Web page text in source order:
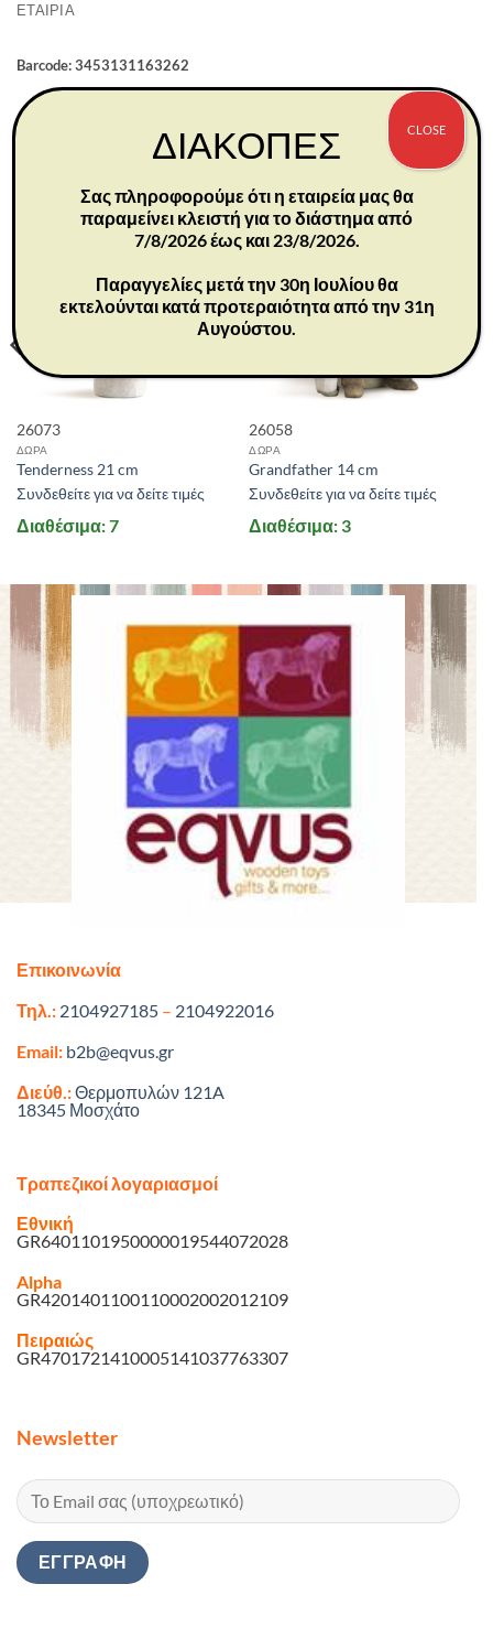
ΕΤΑΙΡΊΑ
Barcode: 3453131163262
ΣΧΕΤΙΚΆ ΠΡΟΪΌΝΤΑ
26073
ΔΩΡΑ
Tenderness 21 cm
Συνδεθείτε για να δείτε τιμές
Διαθέσιμα: 7
26058
ΔΩΡΑ
Grandfather 14 cm
Συνδεθείτε για να δείτε τιμές
Διαθέσιμα: 3
Επικοινωνία
Τηλ.: 2104927185 – 2104922016
Email: b2b@eqvus.gr
Διεύθ.:Θερμοπυλών 121A
18345 Μοσχάτο
Τραπεζικοί λογαριασμοί
Εθνική
GR6401101950000019544072028
Alpha
GR4201401100110002002012109
Πειραιώς
GR4701721410005141037763307
Newsletter
ΔΙΑΚΟΠΕΣ
Σας πληροφορούμε ότι η εταιρεία μας θα
παραμείνει κλειστή για το διάστημα από
7/8/2026 έως και 23/8/2026.
Παραγγελίες μετά την 30η Ιουλίου θα
εκτελούνται κατά προτεραιότητα από την 31η
Αυγούστου.
CLOSE